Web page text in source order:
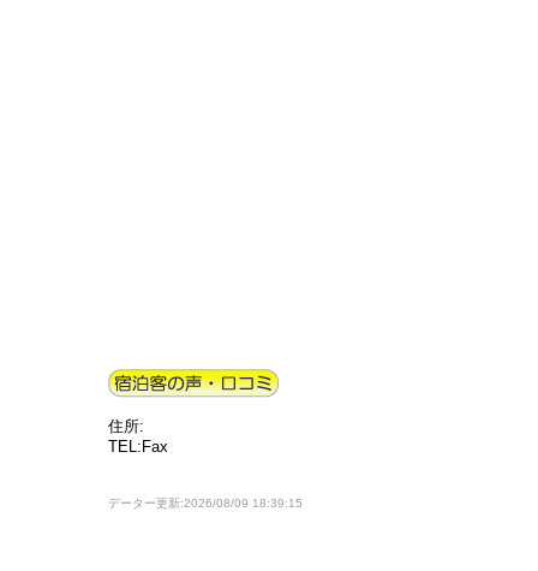
住所:
TEL:Fax
データー更新:2026/08/09 18:39:15